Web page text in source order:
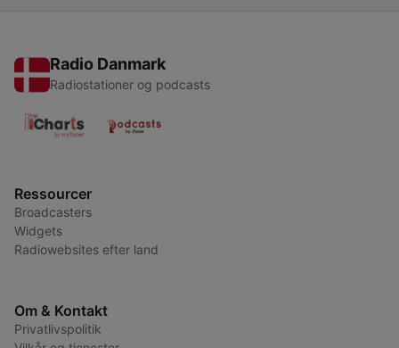
Radio Danmark
Radiostationer og podcasts
Ressourcer
Broadcasters
Widgets
Radiowebsites efter land
Om & Kontakt
Privatlivspolitik